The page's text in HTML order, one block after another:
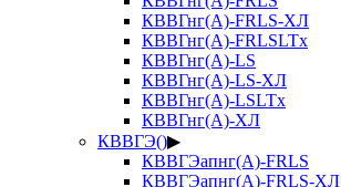
КВВГнг(А)-FRLS-ХЛ
КВВГнг(А)-FRLSLTx
КВВГнг(А)-LS
КВВГнг(А)-LS-ХЛ
КВВГнг(А)-LSLTx
КВВГнг(А)-ХЛ
КВВГЭ()▶
КВВГЭапнг(А)-FRLS
КВВГЭапнг(А)-FRLS-ХЛ